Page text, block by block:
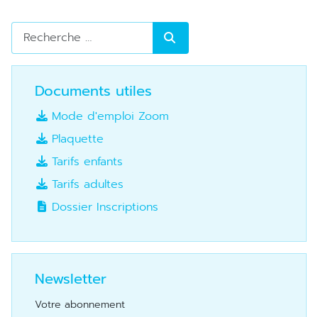
Rechercher
Documents utiles
Mode d'emploi Zoom
Plaquette
Tarifs enfants
Tarifs adultes
Dossier Inscriptions
Newsletter
Votre abonnement